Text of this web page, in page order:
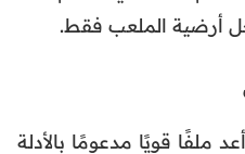
أرضية الملعب فقط.
ملفًا قويًا مدعومًا بالأدلة